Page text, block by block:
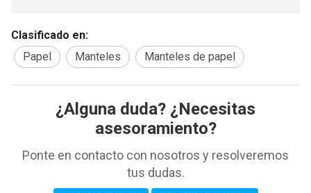
Clasificado en:
Papel
Manteles Manteles de papel
¿Alguna duda? ¿Necesitas
asesoramiento?
Ponte en contacto con nosotros y resolveremos
tus dudas.